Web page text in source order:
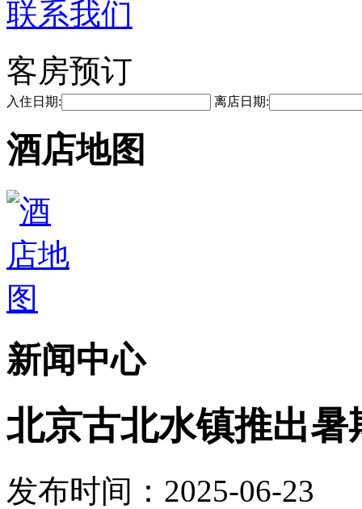
联系我们
客房预订
入住日期: 离店日期:
酒店地图
新闻中心
北京古北水镇推出暑
发布时间：2025-06-23